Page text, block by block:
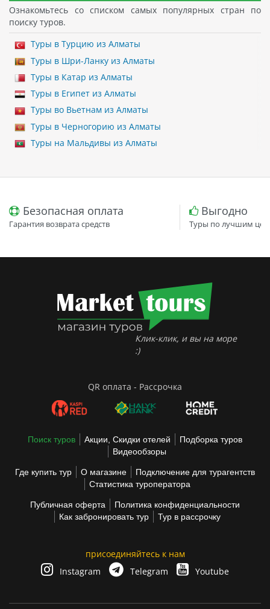
Ознакомьтесь со списком самых популярных стран по
поиску туров.
Туры в Турцию из Алматы
Туры в Шри-Ланку из Алматы
Туры в Катар из Алматы
Туры в Египет из Алматы
Туры во Вьетнам из Алматы
Туры в Черногорию из Алматы
Туры на Мальдивы из Алматы
Безопасная оплата
Гарантия возврата средств
Выгодно
Туры по лучшим
Клик-клик, и вы на море
:)
QR оплата - Рассрочка
Поиск туров Акции, Скидки отелей
Подборка туров
Видеообзоры
Где купить тур О магазине
Подключение для турагентств
Статистика туроператора
Публичная оферта
Политика конфиденциальности
Как забронировать тур
Тур в рассрочку
присоединяйтесь к нам
Instagram
Telegram Youtube